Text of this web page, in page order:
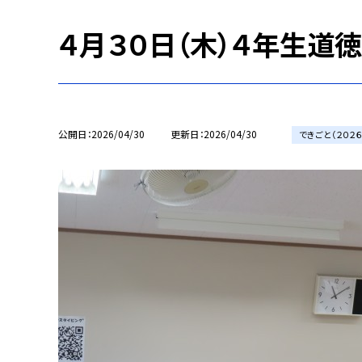
４月３０日（木）４年生道徳
公開日 2026/04/30 更新日 2026/04/30 できごと（２０２６